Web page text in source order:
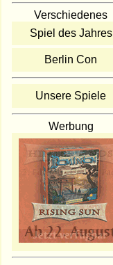
Verschiedenes
Spiel des Jahres
Berlin Con
Unsere Spiele
Werbung